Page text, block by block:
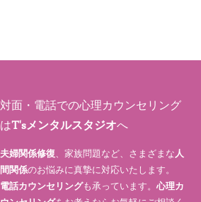
対面・電話での心理カウンセリング
はT'sメンタルスタジオへ
夫婦関係修復、家族問題など、さまざまな人
間関係のお悩みに真摯に対応いたします。
電話カウンセリングも承っています。心理カ